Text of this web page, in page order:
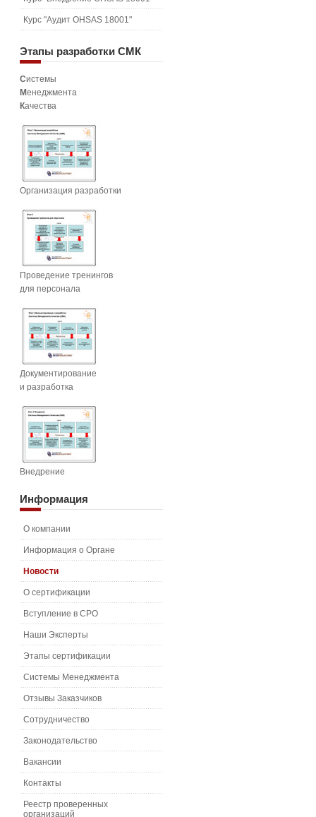
Курс "Аудит OHSAS 18001"
Этапы разработки СМК
Системы
Менеджмента
Качества
Организация разработки
Проведение тренингов
для персонала
Документирование
и разработка
Внедрение
Информация
О компании
Информация о Органе
Новости
О сертификации
Вступление в СРО
Наши Эксперты
Этапы сертификации
Системы Менеджмента
Отзывы Заказчиков
Сотрудничество
Законодательство
Вакансии
Контакты
Реестр проверенных
организаций